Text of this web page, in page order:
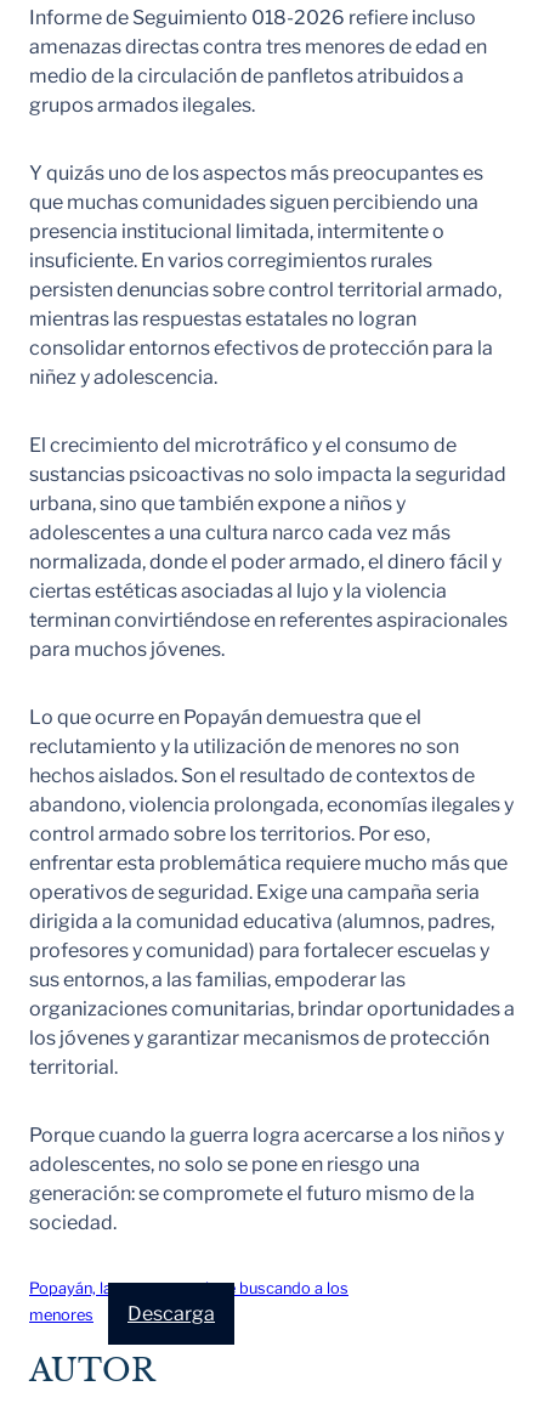
Informe de Seguimiento 018-2026 refiere incluso
amenazas directas contra tres menores de edad en
medio de la circulación de panfletos atribuidos a
grupos armados ilegales.
Y quizás uno de los aspectos más preocupantes es
que muchas comunidades siguen percibiendo una
presencia institucional limitada, intermitente o
insuficiente. En varios corregimientos rurales
persisten denuncias sobre control territorial armado,
mientras las respuestas estatales no logran
consolidar entornos efectivos de protección para la
niñez y adolescencia.
El crecimiento del microtráfico y el consumo de
sustancias psicoactivas no solo impacta la seguridad
urbana, sino que también expone a niños y
adolescentes a una cultura narco cada vez más
normalizada, donde el poder armado, el dinero fácil y
ciertas estéticas asociadas al lujo y la violencia
terminan convirtiéndose en referentes aspiracionales
para muchos jóvenes.
Lo que ocurre en Popayán demuestra que el
reclutamiento y la utilización de menores no son
hechos aislados. Son el resultado de contextos de
abandono, violencia prolongada, economías ilegales y
control armado sobre los territorios. Por eso,
enfrentar esta problemática requiere mucho más que
operativos de seguridad. Exige una campaña seria
dirigida a la comunidad educativa (alumnos, padres,
profesores y comunidad) para fortalecer escuelas y
sus entornos, a las familias, empoderar las
organizaciones comunitarias, brindar oportunidades a
los jóvenes y garantizar mecanismos de protección
territorial.
Porque cuando la guerra logra acercarse a los niños y
adolescentes, no solo se pone en riesgo una
generación: se compromete el futuro mismo de la
sociedad.
Popayán, la guerra que sigue buscando a los
menores
Descarga
AUTOR